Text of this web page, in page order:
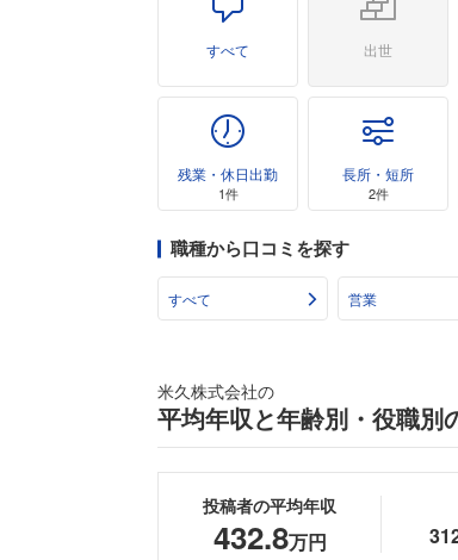
すべて 出世
残業・休日出勤
1件
長所・短所
2件
職種から口コミを探す
すべて 営業
米久株式会社の
平均年収と年齢別・役職別
投稿者の平均年収
432.8万円